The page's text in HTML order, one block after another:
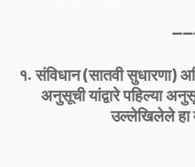
१. संविधान (सातवी सुधारणा)
अनुसूची यांद्वारे पहिल्या
उल्लेखिलेले हा